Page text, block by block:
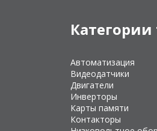
Категории
Автоматизация
Видеодатчики
Двигатели
Инверторы
Карты памяти
Контакторы